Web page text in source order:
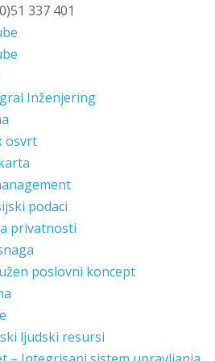
337 401
osvrt
podaci
privatnosti
poslovni koncept
ljudski resursi